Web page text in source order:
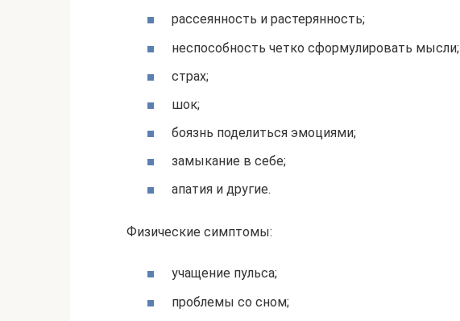
рассеянность и растерянность;
неспособность четко сформулировать мысли;
страх;
шок;
боязнь поделиться эмоциями;
замыкание в себе;
апатия и другие.
Физические симптомы:
учащение пульса;
проблемы со сном;